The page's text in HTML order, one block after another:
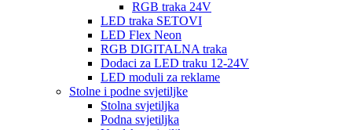
RGB traka 24V
LED traka SETOVI
LED Flex Neon
RGB DIGITALNA traka
Dodaci za LED traku 12-24V
LED moduli za reklame
Stolne i podne svjetiljke
Stolna svjetiljka
Podna svjetiljka